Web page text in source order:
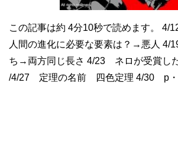
この記事は約 4分10秒で読めます。 4/
人間の進化に必要な要素は？→悪人 4/
ち→両方同じ長さ 4/23 ネロが受賞し
/4/27 定理の名前 四色定理 4/30 p・